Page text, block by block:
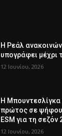
Η Ρεάλ
υπογράφει μέχρι
12 Ιουνίου, 2026
Η
πρώτος σε
ESM για τη σεζόν
12 Ιουνίου, 2026